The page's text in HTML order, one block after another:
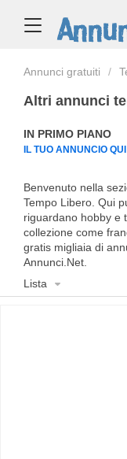
Annunci gratuiti
Altri annunci
IN PRIMO PIANO
IL TUO ANNUNCIO QUI
Benvenuto nella
Tempo Libero. Qui
riguardano hobby e
collezione come
gratis migliaia di
Annunci.Net.
Lista